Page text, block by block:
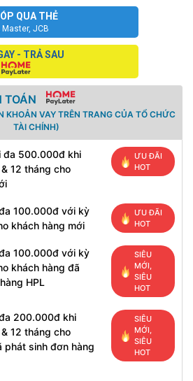
QUA THẺ
JCB
- TRẢ SAU
TOÁN
KHOẢN VAY TRÊN TRANG CỦA TỔ CHỨC
TÀI CHÍNH)
đa 500.000đ khi
12 tháng cho
ƯU ĐÃI
HOT
100.000đ với kỳ
khách hàng mới
ƯU ĐÃI
HOT
100.000đ với kỳ
khách hàng đã
HPL
SIÊU
MỚI,
SIÊU
HOT
200.000đ khi
12 tháng cho
phát sinh đơn hàng
SIÊU
MỚI,
SIÊU
HOT